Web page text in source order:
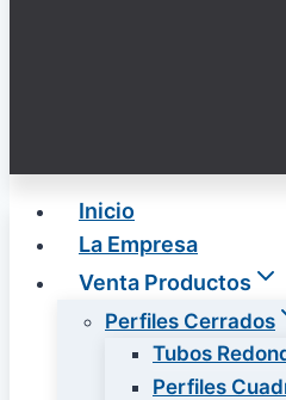
Inicio
La Empresa
Venta Productos
Perfiles Cerrados
Tubos
Perfiles